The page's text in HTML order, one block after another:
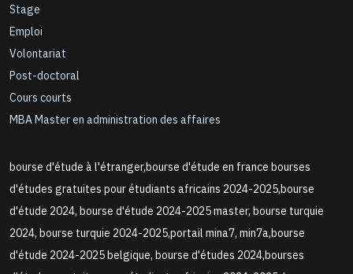
Stage
Emploi
Volontariat
Post-doctoral
Cours courts
MBA Master en administration des affaires
bourse d'étude à l'étranger,bourse d'étude en france bourses
d'études gratuites pour étudiants africains 2024-2025,bourse
d'étude 2024, bourse d'étude 2024-2025 master, bourse turquie
2024, bourse turquie 2024-2025,portail mina7, min7a,bourse
d'étude 2024-2025 belgique, bourse d'études 2024,bourses